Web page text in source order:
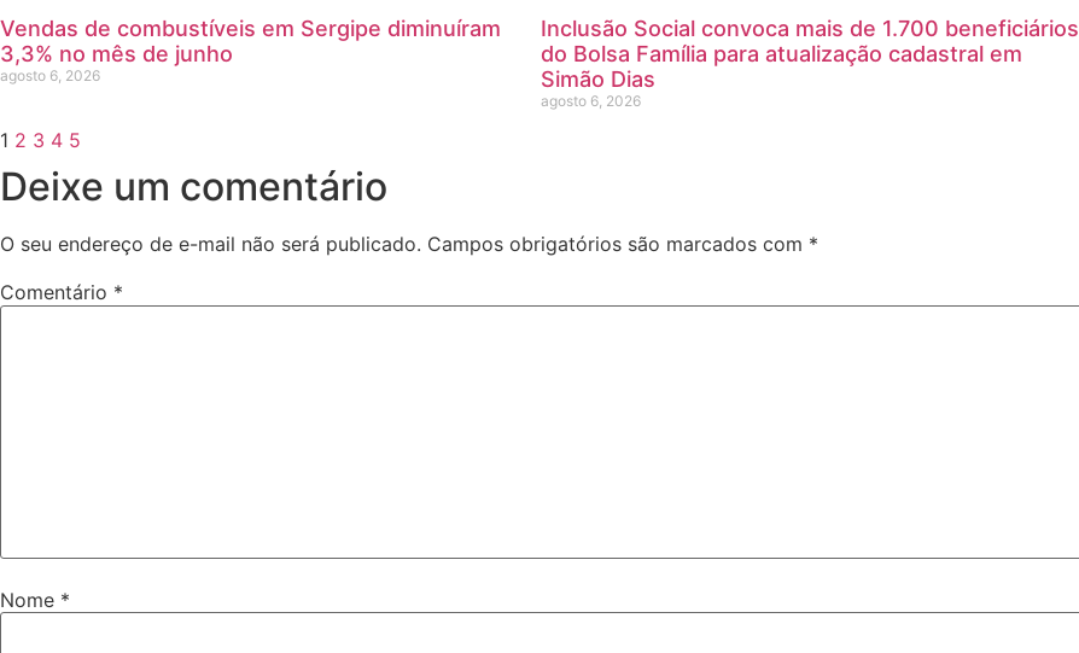
Vendas de combustíveis em Sergipe diminuíram
3,3% no mês de junho
agosto 6, 2026
Inclusão Social convoca mais de 1.700 beneficiários
do Bolsa Família para atualização cadastral em
Simão Dias
agosto 6, 2026
1 2 3 4 5
Deixe um comentário
O seu endereço de e-mail não será publicado. Campos obrigatórios são marcados com *
Comentário *
Nome *